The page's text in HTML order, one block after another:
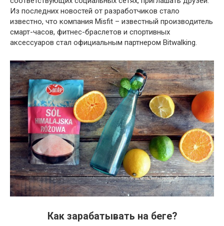
Из последних новостей от разработчиков стало
известно, что компания Misfit – известный производитель
смарт-часов, фитнес-браслетов и спортивных
аксессуаров стал официальным партнером Bitwalking.
Как зарабатывать на беге?